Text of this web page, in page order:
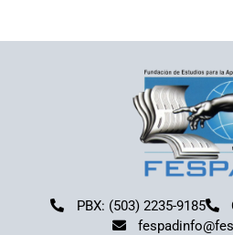
PBX: (503) 2235-9185